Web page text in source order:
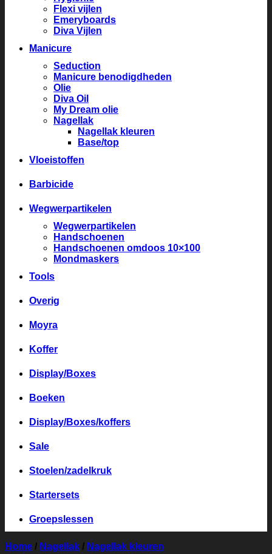
Flexi vijlen
Emeryboards
Diva Vijlen
Manicure
Seduction
Manicure benodigdheden
Olie
Diva Oil
My Dream olie
Nagellak
Nagellak kleuren
Base/top
Vloeistoffen
Barbicide
Wegwerpartikelen
Wegwerpartikelen
Handschoenen
Handschoenen omdoos 10×100
Mondmaskers
Tools
Overig
Moyra
Koffer
Display/Boxes
Boeken
Display/Boxes/koffers
Sale
Stoelen/zadelkruk
Startersets
Groepslessen
Home / Nagellak / Nagellak kleuren